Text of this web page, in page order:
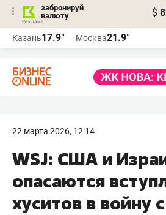
забронируй
валюту
$
Казань17.9° Москва21.9°
22 марта 2026, 12:14
WSJ: США и
опасаются
хуситов в войну